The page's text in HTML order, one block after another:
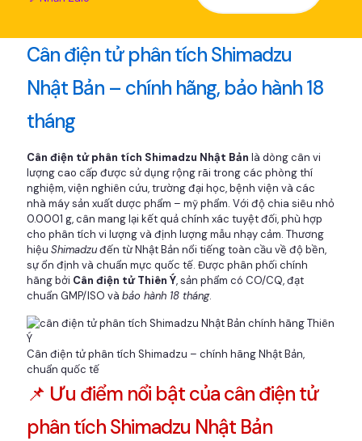
Cân điện tử phân tích Shimadzu
Nhật Bản – chính hãng, bảo hành 18
tháng
Cân điện tử phân tích Shimadzu Nhật Bản là dòng cân vi
lượng cao cấp được sử dụng rộng rãi trong các phòng thí
nghiệm, viện nghiên cứu, trường đại học, bệnh viện và các
nhà máy sản xuất dược phẩm – mỹ phẩm. Với độ chia siêu nhỏ
0.0001 g, cân mang lại kết quả chính xác tuyệt đối, phù hợp
cho phân tích vi lượng và định lượng mẫu nhạy cảm. Thương
hiệu Shimadzuđến từ Nhật Bản nổi tiếng toàn cầu về độ bền,
sự ổn định và chuẩn mực quốc tế. Được phân phối chính
hãng bởi Cân điện tử Thiên Ý, sản phẩm có CO/CQ, đạt
chuẩn GMP/ISO và bảo hành 18 tháng.
Cân điện tử phân tích Shimadzu – chính hãng Nhật Bản,
chuẩn quốc tế
📌 Ưu điểm nổi bật của cân điện tử
phân tích Shimadzu Nhật Bản